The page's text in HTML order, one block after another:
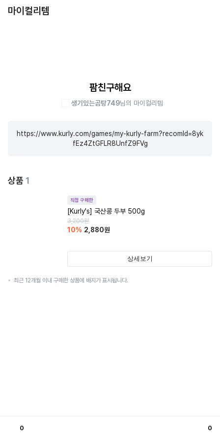
마이컬리템
팜친구해요
생기있는곰탕749님의 마이컬리템
https://www.kurly.com/games/my-kurly-farm?recomId=8yk
fEz4ZtGFLR8UnfZ9FVg
상품 1
직접 구매한
[Kurly's] 국산콩 두부 500g
3,200원
10% 2,880원
상세보기
최근 12개월 이내 구매한 상품에 배지가 표시됩니다.
0 0